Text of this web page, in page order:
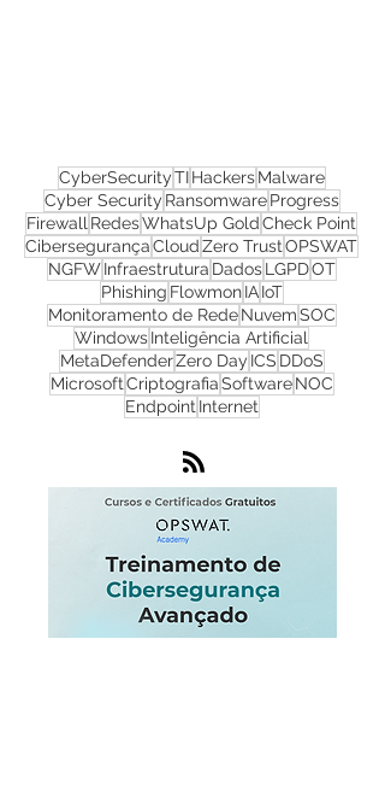
CyberSecurityTIHackersMalware
Cyber SecurityRansomwareProgress
FirewallRedesWhatsUp GoldCheck Point
CibersegurançaCloudZero TrustOPSWAT
NGFWInfraestruturaDadosLGPDOT
PhishingFlowmonIAIoT
Monitoramento de RedeNuvemSOC
WindowsInteligência Artificial
MetaDefenderZero DayICS
EndpointInternet